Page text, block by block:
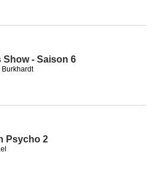
Show - Saison 6
Burkhardt
Psycho 2